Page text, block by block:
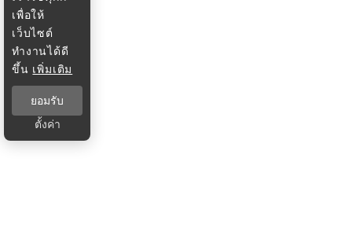
เพื่อให้
เว็บไซต์
ทำงานได้ดี
ขึ้น เพิ่มเติม
ยอมรับ
ตั้งค่า